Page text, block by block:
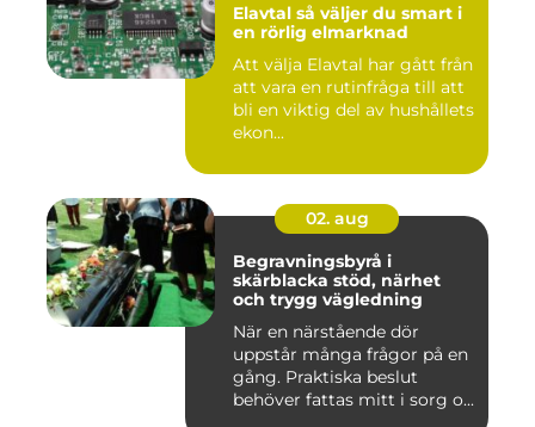
Elavtal så väljer du smart i
en rörlig elmarknad
Att välja Elavtal har gått från
att vara en rutinfråga till att
bli en viktig del av hushållets
ekon...
02. aug
Begravningsbyrå i
skärblacka stöd, närhet
och trygg vägledning
När en närstående dör
uppstår många frågor på en
gång. Praktiska beslut
behöver fattas mitt i sorg o...